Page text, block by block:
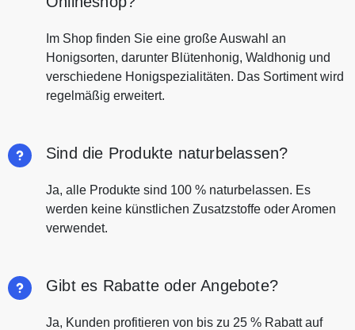
Im Shop finden Sie eine große Auswahl an
Honigsorten, darunter Blütenhonig, Waldhonig und
verschiedene Honigspezialitäten. Das Sortiment wird
regelmäßig erweitert.
Sind die Produkte naturbelassen?
Ja, alle Produkte sind 100 % naturbelassen. Es
werden keine künstlichen Zusatzstoffe oder Aromen
verwendet.
Gibt es Rabatte oder Angebote?
Ja, Kunden profitieren von bis zu 25 % Rabatt auf